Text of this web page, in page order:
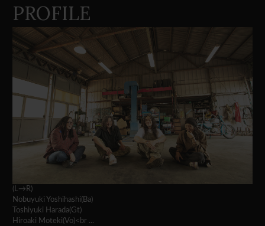
PROFILE
(L→R)
Nobuyuki Yoshihashi(Ba)
Toshiyuki Harada(Gt)
Hiroaki Moteki(Vo)<br ...